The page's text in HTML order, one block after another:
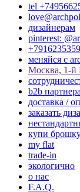
tel
дизайнерам
pinterest:
меняйся с
Москва, 1-й
b2b
доставка /
заказать
купи
my flat
trade-in
экологично
о нас
F.A.Q.